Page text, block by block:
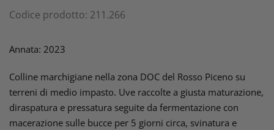
Codice prodotto: 211.266
del
nel
carrello
Annata: 2023
Colline marchigiane nella zona DOC del Rosso Piceno su
terreni di medio impasto. Uve raccolte a giusta maturazione,
diraspatura e pressatura seguite da fermentazione con
macerazione sulle bucce per 5 giorni circa, svinatura e